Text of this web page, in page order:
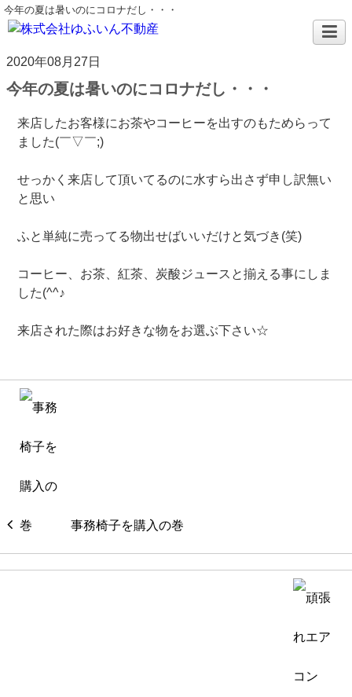
今年の夏は暑いのにコロナだし・・・
2020年08月27日
今年の夏は暑いのにコロナだし・・・
来店したお客様にお茶やコーヒーを出すのもためらって
ました(￣▽￣;)
せっかく来店して頂いてるのに水すら出さず申し訳無い
と思い
ふと単純に売ってる物出せばいいだけと気づき(笑)
コーヒー、お茶、紅茶、炭酸ジュースと揃える事にしま
した(^^♪
来店された際はお好きな物をお選ぶ下さい☆
事務椅子を購入の巻